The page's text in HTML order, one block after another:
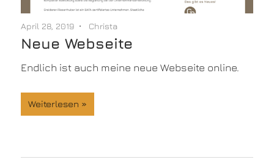
April 28, 2019 Christa
Neue Webseite
Endlich ist auch meine neue Webseite online.
Weiterlesen